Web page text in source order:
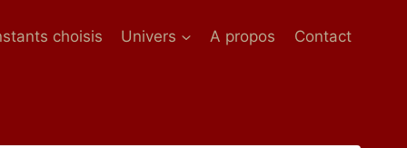
choisis Univers A propos Contact